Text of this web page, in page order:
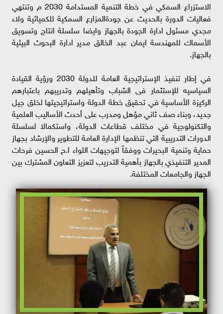
الاستزراع السمكي في خطة التنمية المستدامة 2030 م وتنتهي
فعاليات الدورة بالحديث عن جودةالمزارع السمكية للكميائية ولاء
مجدي مسئول ادارة الجودة بالجهاز وايضا سلسلة انتاج وتسويق
الأسماك للمهندسة ايمان عبد الخالق مدير ادارة البحوث البيئية
بالجهاز.
في إطار تنفيذ الإستراتيجية العامة للدولة 2030 ورؤية القيادة
السياسيه للإستثمار فى الشباب وتأهيلهم وتدريبهم باعتبارهم
الركيزة الأساسية في تحقيق خطة الدولة واستراتيجيتها لخلق جيل
جديد، وبناء صف ثاني مؤهل ومدرب على أحدث الأساليب العلمية
والتكنولوجية في مختلف قطاعات الدولة، واستكمالا لسلسلة
الدورات التدريبية التي تنظمها الإدارة العامة للتطوير والإرشاد بجهاز
حماية وتنمية البحيرات ووفقاً لتوجيهات اللواء ا.ح الحسين فرحات
المدير التنفيذي بالجهاز بأهمية التدريب لتعزيز التعاون المشترك بين
الجهاز والجامعات المختلفة.